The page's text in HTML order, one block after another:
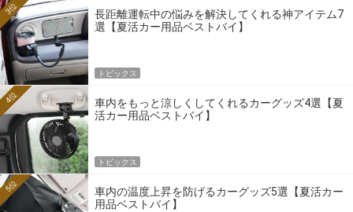
長距離運転中の悩みを解決してくれる神アイテム7
選【夏活カー用品ベストバイ】
3位
トピックス
車内をもっと涼しくしてくれるカーグッズ4選【夏
活カー用品ベストバイ】
4位
トピックス
車内の温度上昇を防げるカーグッズ5選【夏活カー
用品ベストバイ】
5位